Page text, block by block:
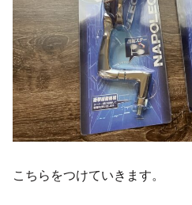
こちらをつけていきます。